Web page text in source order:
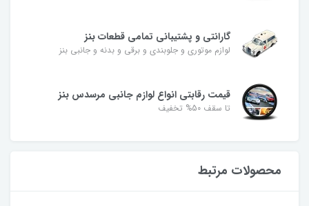
گارانتی و پشتیبانی تمامی قطعات بنز
لوازم موتوری و جلوبندی و برقی و بدنه و جانبی بنز
قیمت رقابتی انواع لوازم جانبی مرسدس بنز
تا سقف 50% تخفیف
محصولات مرتبط